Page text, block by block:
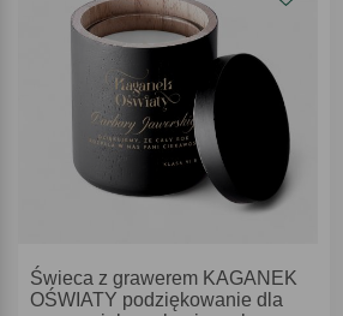
Świeca z grawerem KAGANEK
OŚWIATY podziękowanie dla